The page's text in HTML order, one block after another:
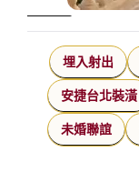
埋入射出
安捷台北裝潢
未婚聯誼